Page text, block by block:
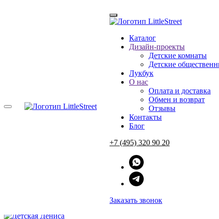
Каталог
Дизайн-проекты
Детские комнаты
Детские
Лукбук
О нас
Оплата и доставка
Обмен и возврат
Отзывы
Контакты
Блог
+7 (495) 320 90 20
Заказать звонок
Дизайн-проекты детской комнаты
Детская Дениса
шкафы образуют нишу, где строит дубовая кровать. Стол и
зеленый, — и он классно дополняет белую и деревянную